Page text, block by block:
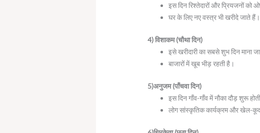
इस दिन रिश्तेदारों और प्रियजनों को
घर के लिए नए वस्त्र भी खरीदे जाते हैं।
4) विशाकम (चौथा दिन)
इसे खरीदारी का सबसे शुभ दिन माना
बाजारों में खूब भीड़ रहती है।
5)अनुजम (पाँचवा दिन)
इस दिन गाँव-गाँव में नौका दौड़ शुरू
लोग सांस्कृतिक कार्यक्रम और खेल-